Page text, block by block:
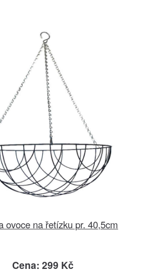
ovoce na řetízku pr. 40,5cm
Cena: 299 Kč